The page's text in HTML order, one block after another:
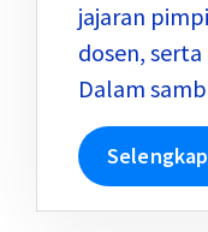
jajaran
dosen,
Dalam